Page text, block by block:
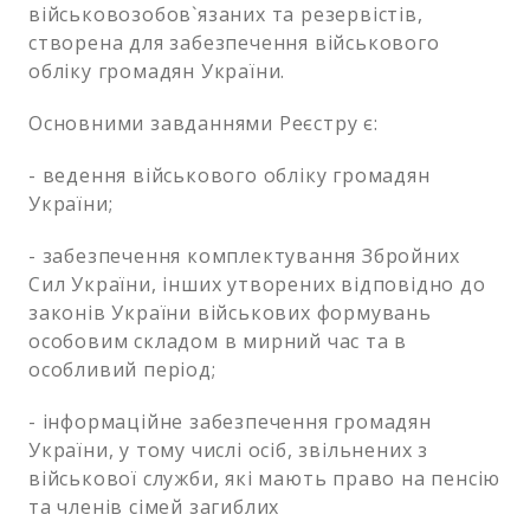
військовозобов`язаних та резервістів,
створена для забезпечення військового
обліку громадян України.
Основними завданнями Реєстру є:
- ведення військового обліку громадян
України;
- забезпечення комплектування Збройних
Сил України, інших утворених відповідно до
законів України військових формувань
особовим складом в мирний час та в
особливий період;
- інформаційне забезпечення громадян
України, у тому числі осіб, звільнених з
військової служби, які мають право на пенсію
та членів сімей загиблих